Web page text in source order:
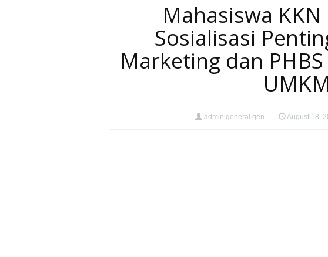
Mahasiswa
Sosialisasi
Marketing dan
UMKM
admin general gen August 18,